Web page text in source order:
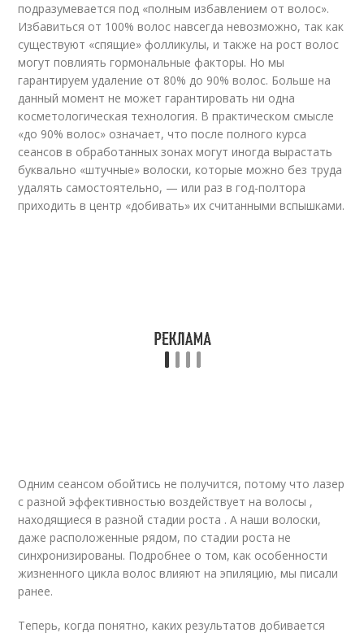
подразумевается под «полным избавлением от волос».
Избавиться от 100% волос навсегда невозможно, так как
существуют «спящие» фолликулы, и также на рост волос
могут повлиять гормональные факторы. Но мы
гарантируем удаление от 80% до 90% волос. Больше на
данный момент не может гарантировать ни одна
косметологическая технология. В практическом смысле
«до 90% волос» означает, что после полного курса
сеансов в обработанных зонах могут иногда вырастать
буквально «штучные» волоски, которые можно без труда
удалять самостоятельно, — или раз в год-полтора
приходить в центр «добивать» их считанными вспышками.
Одним сеансом обойтись не получится, потому что лазер
с разной эффективностью воздействует на волосы ,
находящиеся в разной стадии роста . А наши волоски,
даже расположенные рядом, по стадии роста не
синхронизированы. Подробнее о том, как особенности
жизненного цикла волос влияют на эпиляцию, мы писали
ранее.
Теперь, когда понятно, каких результатов добивается